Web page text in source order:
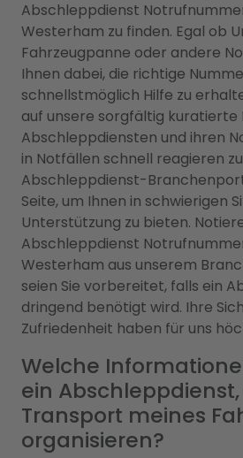
Abschleppdienst
Westerham zu finden. Egal ob
Fahrzeugpanne oder andere
Ihnen dabei, die richtige
schnellstmöglich Hilfe zu
auf unsere sorgfältig kuratierte
Abschleppdiensten und ihren
in Notfällen schnell reagieren
Abschleppdienst-
Seite, um Ihnen in schwierigen
Unterstützung zu bieten.
Abschleppdienst
Westerham aus unserem
seien Sie vorbereitet, falls ein
dringend benötigt wird. Ihre
Zufriedenheit haben für uns
Welche
ein
Transport meines
organisieren?